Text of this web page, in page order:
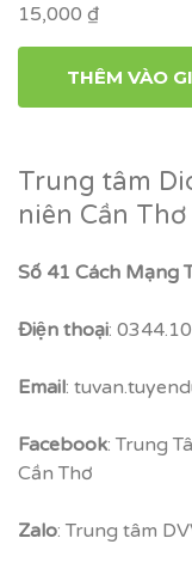
15,000 ₫
THÊM VÀO
Trung tâm
niên Cần Thơ
Số 41 Cách Mạng
Điện thoại:
Email:
Facebook: Trung
Cần Thơ
Zalo: Trung tâm